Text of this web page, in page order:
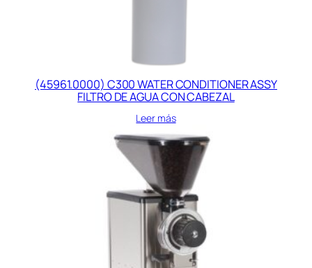
(45961.0000) C300 WATER CONDITIONER ASSY
FILTRO DE AGUA CON CABEZAL
Leer más